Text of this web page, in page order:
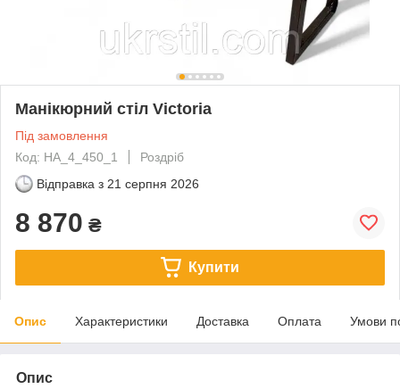
Манікюрний стіл Victoria
Під замовлення
Код: HA_4_450_1
Роздріб
Відправка з 21 серпня 2026
8 870 ₴
Купити
Опис Характеристики Доставка Оплата Умови
Опис